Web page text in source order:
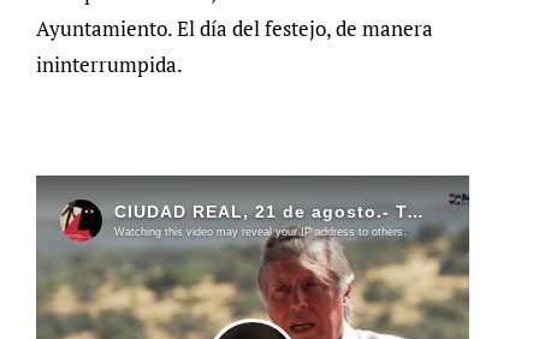
Ayuntamiento. El día del festejo, de manera
ininterrumpida.